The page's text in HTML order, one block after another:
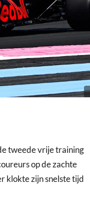
tweede vrije training
op de zachte
klokte zijn snelste tijd